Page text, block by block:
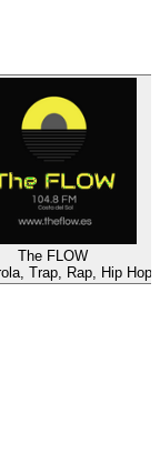
The FLOW
Trap, Rap, Hip Hop